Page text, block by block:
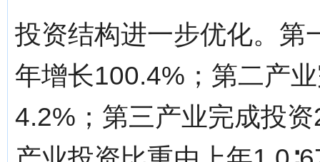
投资结构进一步优化。第
年增长100.4%；第二产
4.2%；第三产业完成投